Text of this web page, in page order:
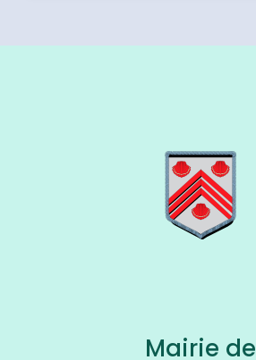
Mairie de